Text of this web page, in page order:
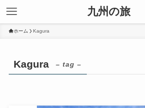
九州の旅
ホーム Kagura
Kagura – tag –